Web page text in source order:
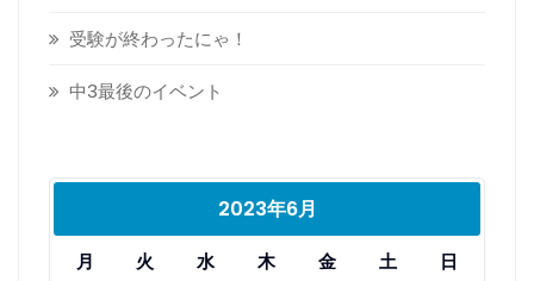
受験が終わったにゃ！
中3最後のイベント
2023年6月
月 火 水 木 金 土
日